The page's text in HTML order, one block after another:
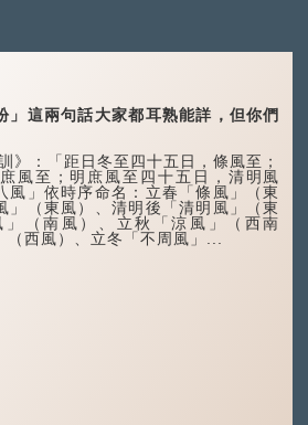
這兩句話大家都耳熟能詳，但你們
：「距日冬至四十五日，條風至；
風至；明庶風至四十五日，清明風
風」依時序命名：立春「條風」（東
」（東風）、清明後「清明風」（東
（南風）、立秋「涼風」（西南
（西風）、立冬「不周風」...